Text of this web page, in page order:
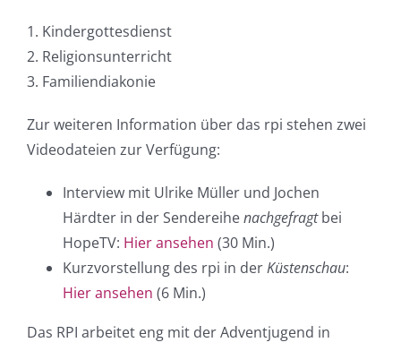
1. Kindergottesdienst
2. Religionsunterricht
3. Familiendiakonie
Zur weiteren Information über das rpi stehen zwei
Videodateien zur Verfügung:
Interview mit Ulrike Müller und Jochen
Härdter in der Sendereihenachgefragtbei
HopeTV: Hier ansehen (30 Min.)
Kurzvorstellung des rpi in derKüstenschau:
Hier ansehen (6 Min.)
Das RPI arbeitet eng mit der Adventjugend in